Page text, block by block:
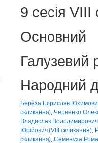
9 сесія VIII
Основний
Галузевий
Народний
Береза Борислав
скликання) Черненко
Владислав Володимирович
Юрійович (VIII скликання)
скликання) Семенуха